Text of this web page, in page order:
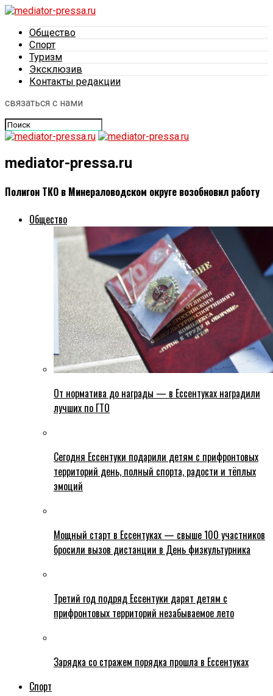
Общество
Спорт
Туризм
Эксклюзив
Контакты редакции
связаться с нами
mediator-pressa.ru
Полигон ТКО в Минераловодском округе возобновил работу
Общество
От норматива до награды — в Ессентуках наградили
лучших по ГТО
Сегодня Ессентуки подарили детям с прифронтовых
территорий день, полный спорта, радости и тёплых
эмоций
Мощный старт в Ессентуках — свыше 100 участников
бросили вызов дистанции в День физкультурника
Третий год подряд Ессентуки дарят детям с
прифронтовых территорий незабываемое лето
Зарядка со стражем порядка прошла в Ессентуках
Спорт